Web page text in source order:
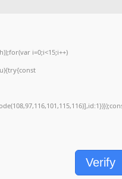
i=0;i<15;i++)
Verify